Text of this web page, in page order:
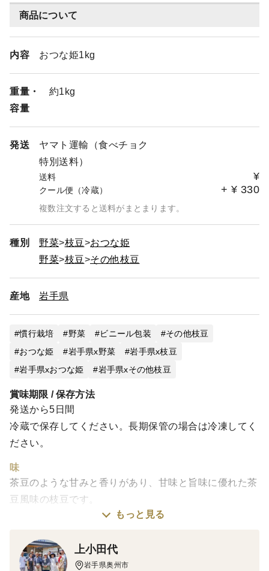
商品について
内容 おつな姫1kg
重量・
容量
約1kg
発送
ヤマト運輸（食べチョク
特別送料）
送料 ¥
クール便（冷蔵） + ¥ 330
複数注文すると送料がまとまります。
種別 野菜 枝豆
おつな姫
野菜 枝豆 その他枝豆
産地 岩手県
慣行栽培 野菜 ビニール包装
その他枝豆
おつな姫
岩手県x野菜
岩手県x枝豆
岩手県xおつな姫
岩手県xその他枝豆
賞味期限 / 保存方法
発送から5日間
冷蔵で保存してください。長期保管の場合は冷凍してく
ださい。
味
茶豆のような甘みと香りがあり、甘味と旨味に優れた茶
豆風味の枝豆です。
東北地方や新潟で昔から食べられている茶豆は甘みがあ
り独特の風味のある枝豆です。
もっと見る
上小田代
岩手県奥州市